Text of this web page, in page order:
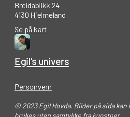
Breidablikk 24
4130 Hjelmeland
Se på kart
Egil's univers
Personvern
© 2023 Egil Hovda. Bilder på sida